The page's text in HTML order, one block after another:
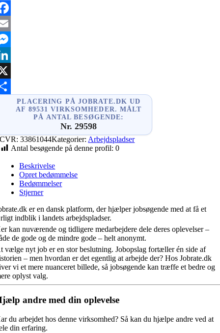
PLACERING PÅ JOBRATE.DK UD
AF 89531 VIRKSOMHEDER. MÅLT
PÅ ANTAL BESØGENDE:
Nr. 29598
CVR:33861044Kategorier: Arbejdspladser
Antal besøgende på denne profil: 0
Beskrivelse
Opret bedømmelse
Bedømmelser
Stjerner
er en dansk platform, der hjælper jobsøgende med at få et
indblik i landets arbejdspladser.
kan nuværende og tidligere medarbejdere dele deres oplevelser –
de gode og de mindre gode – helt anonymt.
vælge nyt job er en stor beslutning. Jobopslag fortæller én side af
– men hvordan er det egentlig at arbejde der? Hos Jobrate.dk
vi et mere nuanceret billede, så jobsøgende kan træffe et bedre og
oplyst valg.
andre med din oplevelse
du arbejdet hos denne virksomhed? Så kan du hjælpe andre ved at
din erfaring.